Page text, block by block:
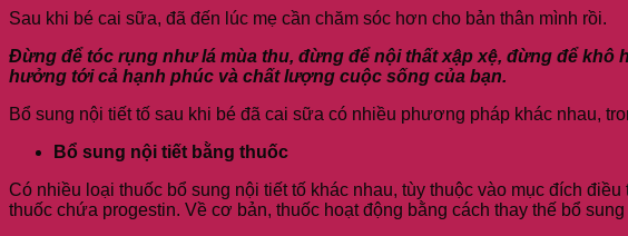
Sau khi bé cai sữa, đã đến lúc mẹ cần chăm sóc hơn cho bản thân mình rồi.
Đừng để tóc rụng như lá mùa thu, đừng để nội thất xập xệ, đừng để khô
hưởng tới cả hạnh phúc và chất lượng cuộc sống của bạn.
Bổ sung nội tiết tố sau khi bé đã cai sữa có nhiều phương pháp khác nhau,
Bổ sung nội tiết bằng thuốc
Có nhiều loại thuốc bổ sung nội tiết tố khác nhau, tùy thuộc vào mục đích
thuốc chứa progestin. Về cơ bản, thuốc hoạt động bằng cách thay thế bổ